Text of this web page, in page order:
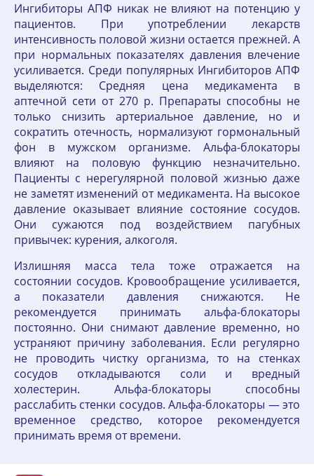
Ингибиторы АПФ никак не влияют на потенцию у
пациентов. При употреблении лекарств
интенсивность половой жизни остается прежней. А
при нормальных показателях давления влечение
усиливается. Среди популярных Ингибиторов АПФ
выделяются: Средняя цена медикамента в
аптечной сети от 270 р. Препараты способны не
только снизить артериальное давление, но и
сократить отечность, нормализуют гормональный
фон в мужском организме. Альфа-блокаторы
влияют на половую функцию незначительно.
Пациенты с нерегулярной половой жизнью даже
не заметят изменений от медикамента. На высокое
давление оказывает влияние состояние сосудов.
Они сужаются под воздействием пагубных
привычек: курения, алкоголя.
Излишняя масса тела тоже отражается на
состоянии сосудов. Кровообращение усиливается,
а показатели давления снижаются. Не
рекомендуется принимать альфа-блокаторы
постоянно. Они снимают давление временно, но
устраняют причину заболевания. Если регулярно
не проводить чистку организма, то на стенках
сосудов откладываются соли и вредный
холестерин. Альфа-блокаторы способны
расслабить стенки сосудов. Альфа-блокаторы — это
временное средство, которое рекомендуется
принимать время от времени.